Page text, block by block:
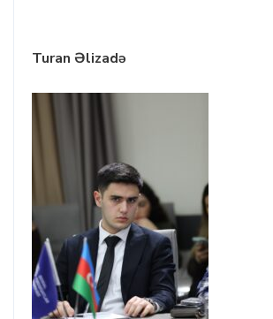
Turan Əlizadə